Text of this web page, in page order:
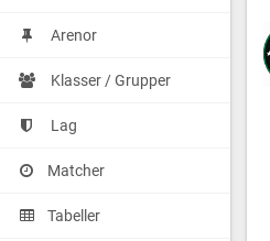
Arenor
Klasser / Grupper
Lag
Matcher
Tabeller